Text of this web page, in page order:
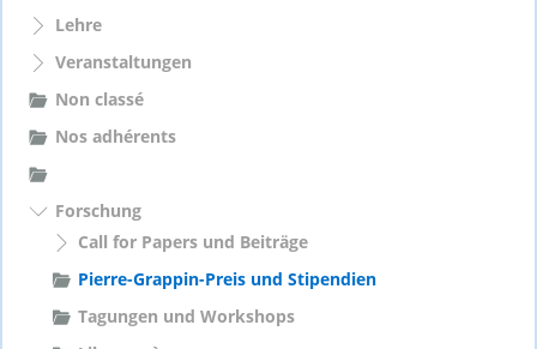
Lehre
Veranstaltungen
Non classé
Nos adhérents
Forschung
Call for Papers und Beiträge
Pierre-Grappin-Preis und Stipendien
Tagungen und Workshops